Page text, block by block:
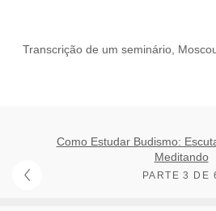
Transcrição de um seminário,
Como Estudar Budismo:
Meditando
PARTE 3 DE